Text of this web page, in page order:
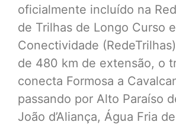
oficialmente incluído na
de Trilhas de Longo Curso e
Conectividade
de 480 km de extensão, o
conecta Formosa a
passando por Alto Paraíso
João d’Aliança, Água Fria